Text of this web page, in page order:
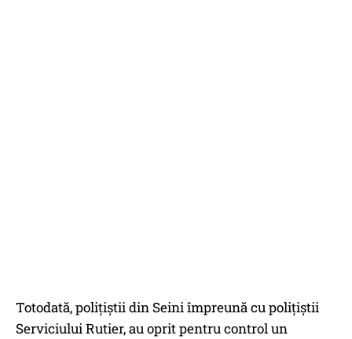
Totodată, poliţiştii din Seini împreună cu poliţiştii
Serviciului Rutier, au oprit pentru control un